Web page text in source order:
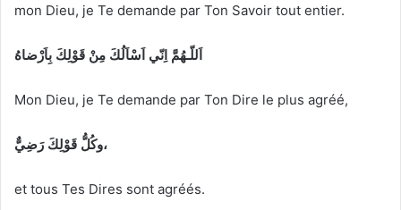
mon Dieu, je Te demande par Ton Savoir tout entier.
اَللّـهُمَّ اِنّي اَسْاَلُكَ مِنْ قَوْلِكَ بِاَرْضاهُ
Mon Dieu, je Te demande par Ton Dire le plus agréé,
وكُلُّ قَوْلِكَ رَضِيٌّ،
et tous Tes Dires sont agréés.